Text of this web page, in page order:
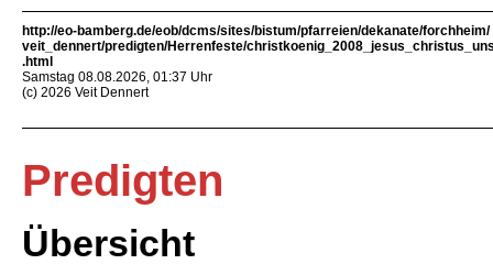
http://eo-bamberg.de/eob/dcms/sites/bistum/pfarreien/dekanate/forchheim/
veit_dennert/predigten/Herrenfeste/
.html
Samstag 08.08.2026, 01:37 Uhr
(c) 2026 Veit Dennert
Predigten
Übersicht